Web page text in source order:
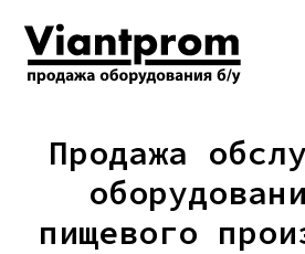
Продажа
пищевого